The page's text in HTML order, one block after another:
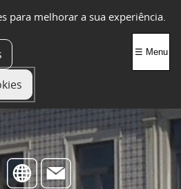
para melhorar a sua experiência.
☰ Menu